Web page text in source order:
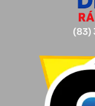
(83)